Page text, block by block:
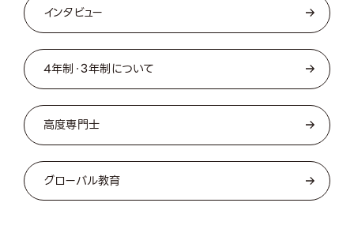
インタビュー
4年制・3年制について
高度専門士
グローバル教育